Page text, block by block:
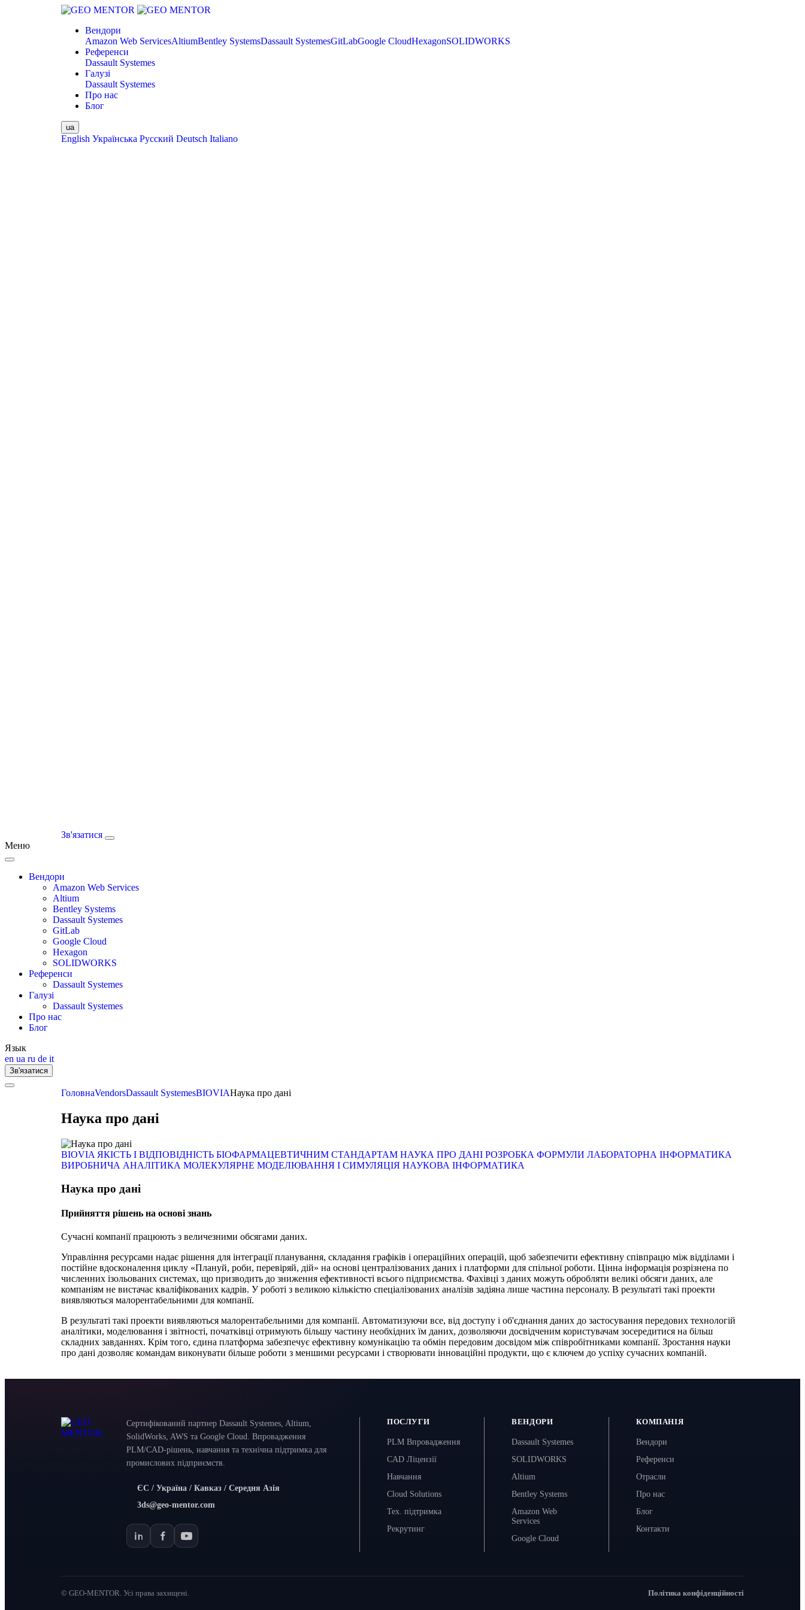
Вендори
Amazon Web ServicesAltiumBentley SystemsDassault SystemesGitLabGoogle CloudHexagonSOLIDWORKS
Референси
Dassault Systemes
Галузі
Dassault Systemes
Про нас
Блог
ua
English Українська Русский Deutsch Italiano
Зв'язатися
Меню
Вендори
Amazon Web Services
Altium
Bentley Systems
Dassault Systemes
GitLab
Google Cloud
Hexagon
SOLIDWORKS
Референси
Dassault Systemes
Галузі
Dassault Systemes
Про нас
Блог
Язык
en ua ru de it
Зв'язатися
ГоловнаVendorsDassault SystemesBIOVIAНаука про дані
Наука про дані
BIOVIA ЯКІСТЬ І ВІДПОВІДНІСТЬ БІОФАРМАЦЕВТИЧНИМ СТАНДАРТАМ НАУКА ПРО ДАНІ РОЗРОБКА ФОРМУЛИ ЛАБОРАТОРНА ІНФОРМАТИКА
ВИРОБНИЧА АНАЛІТИКА МОЛЕКУЛЯРНЕ МОДЕЛЮВАННЯ І СИМУЛЯЦІЯ НАУКОВА ІНФОРМАТИКА
Наука про дані
Прийняття рішень на основі знань
Сучасні компанії працюють з величезними обсягами даних.
Управління ресурсами надає рішення для інтеграції планування, складання графіків і операційних операцій, щоб забезпечити ефективну співпрацю між відділами і
постійне вдосконалення циклу «Плануй, роби, перевіряй, дій» на основі централізованих даних і платформи для спільної роботи. Цінна інформація розрізнена по
численних ізольованих системах, що призводить до зниження ефективності всього підприємства. Фахівці з даних можуть обробляти великі обсяги даних, але
компаніям не вистачає кваліфікованих кадрів. У роботі з великою кількістю спеціалізованих аналізів задіяна лише частина персоналу. В результаті такі проекти
виявляються малорентабельними для компанії.
В результаті такі проекти виявляються малорентабельними для компанії. Автоматизуючи все, від доступу і об'єднання даних до застосування передових технологій
аналітики, моделювання і звітності, початківці отримують більшу частину необхідних їм даних, дозволяючи досвідченим користувачам зосередитися на більш
складних завданнях. Крім того, єдина платформа забезпечує ефективну комунікацію та обмін передовим досвідом між співробітниками компанії. Зростання науки
про дані дозволяє командам виконувати більше роботи з меншими ресурсами і створювати інноваційні продукти, що є ключем до успіху сучасних компаній.
Сертифікований партнер Dassault Systemes, Altium,
SolidWorks, AWS та Google Cloud. Впровадження
PLM/CAD-рішень, навчання та технічна підтримка для
промислових підприємств.
ЄС / Україна / Кавказ / Середня Азія
3ds@geo-mentor.com
ПОСЛУГИ
PLM Впровадження
CAD Ліцензії
Навчання
Cloud Solutions
Тех. підтримка
Рекрутинг
ВЕНДОРИ
Dassault Systemes
SOLIDWORKS
Altium
Bentley Systems
Amazon Web
Services
Google Cloud
КОМПАНІЯ
Вендори
Референси
Отрасли
Про нас
Блог
Контакти
© GEO-MENTOR. Усі права захищені. Політика конфіденційності